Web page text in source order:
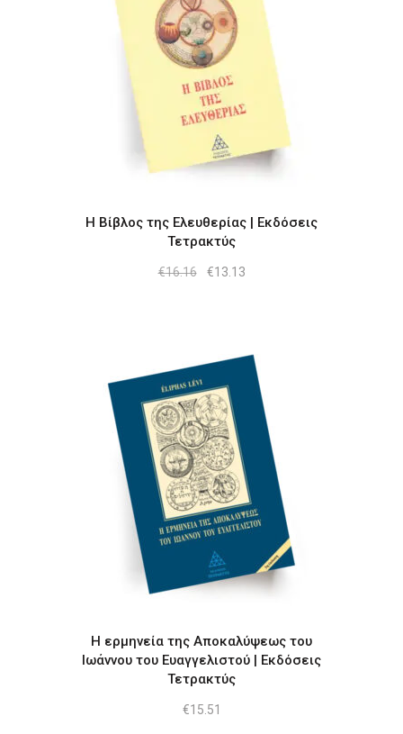
Η Βίβλος της Ελευθερίας | Εκδόσεις
Τετρακτύς
€16.16
Original
€13.13Η
Η ερμηνεία της Αποκαλύψεως του
Ιωάννου του Ευαγγελιστού | Εκδόσεις
Τετρακτύς
€15.51